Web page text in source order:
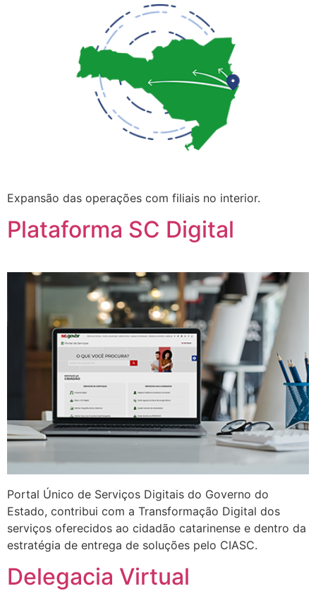
Expansão das operações com filiais no interior.
Plataforma SC Digital
Portal Único de Serviços Digitais do Governo do
Estado, contribui com a Transformação Digital dos
serviços oferecidos ao cidadão catarinense e dentro da
estratégia de entrega de soluções pelo CIASC.
Delegacia Virtual